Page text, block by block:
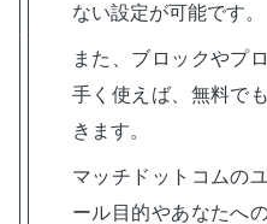
ない設定が可能です。
また、ブロックやプ
手く使えば、無料で
きます。
マッチドットコムの
ール目的やあなたへ